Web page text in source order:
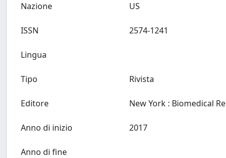
Nazione
ISSN
Lingua
Tipo Rivista
Editore
Anno di inizio
Anno di fine